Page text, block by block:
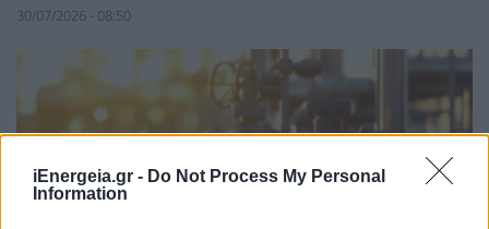
iEnergeia.gr - Do Not Process My Personal
Information
30/07/2026 - 08:50